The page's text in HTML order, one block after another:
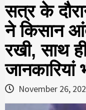
सत्र के
ने किसान
रखी, साथ
जानकारियां
November 26,